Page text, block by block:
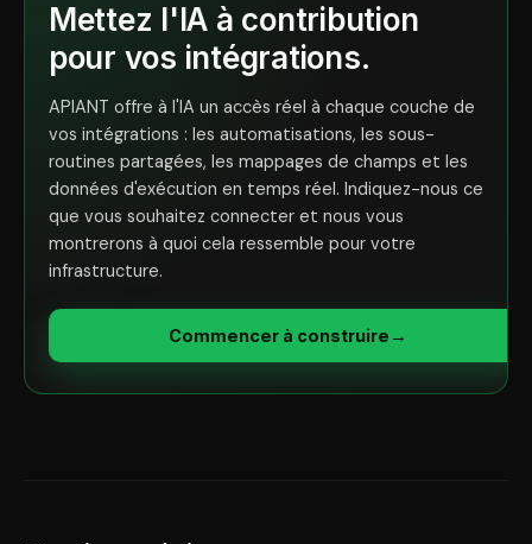
Mettez l'IA à contribution
pour vos intégrations.
APIANT offre à l'IA un accès réel à chaque couche de
vos intégrations : les automatisations, les sous-
routines partagées, les mappages de champs et les
données d'exécution en temps réel. Indiquez-nous ce
que vous souhaitez connecter et nous vous
montrerons à quoi cela ressemble pour votre
infrastructure.
Commencer à construire →